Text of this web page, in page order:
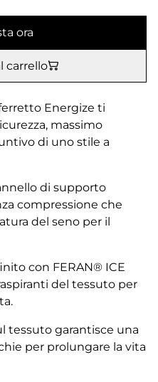
ora
carrello
Energize ti
massimo
di uno stile a
di supporto
compressione che
del seno per il
con FERAN® ICE
del tessuto per
tessuto garantisce una
per prolungare la vita